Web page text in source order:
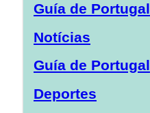
Guía de Portugal
Notícias
Guía de Portugal
Deportes